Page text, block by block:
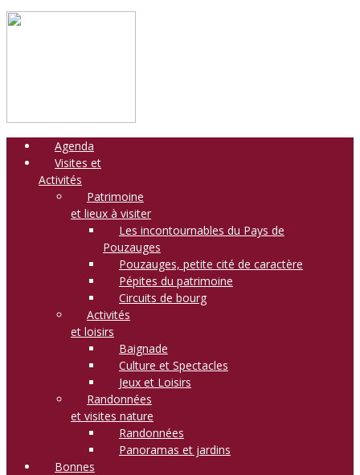
Agenda
Visites et
Activités
Patrimoine
et lieux à visiter
Les incontournables du Pays de
Pouzauges
Pouzauges, petite cité de caractère
Pépites du patrimoine
Circuits de bourg
Activités
et loisirs
Baignade
Culture et Spectacles
Jeux et Loisirs
Randonnées
et visites nature
Randonnées
Panoramas et jardins
Bonnes